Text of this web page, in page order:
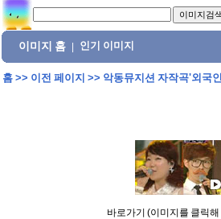
이미지 홈 인기 이미지
홈>> 이전 페이지 >> 악동뮤지션 자작곡'외국
바로가기 (이미지를 클릭